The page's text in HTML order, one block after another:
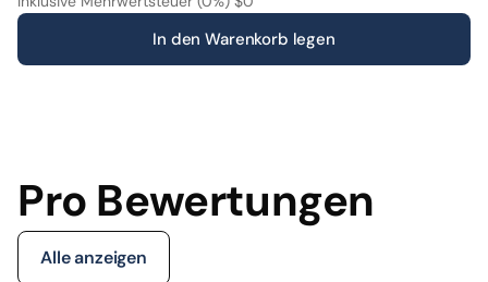
In den Warenkorb legen
Pro Bewertungen
Alle anzeigen